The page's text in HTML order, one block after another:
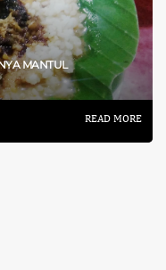
MANTUL
READ MORE